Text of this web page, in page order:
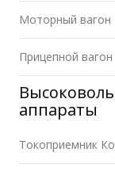
Моторный вагон
Прицепной вагон
аппараты
Токоприемник